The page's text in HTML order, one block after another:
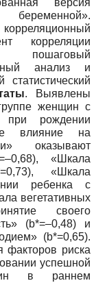
версия
корреляционный
корреляции
пошаговый
анализ и
статистический
. Выявлены
женщин с
при рождении
влияние на
оказывают
«Шкала
«Шкала
ребенка с
вегетативных
своего
(b*=–0,48) и
(b*=0,65).
факторов риска
успешной
в раннем